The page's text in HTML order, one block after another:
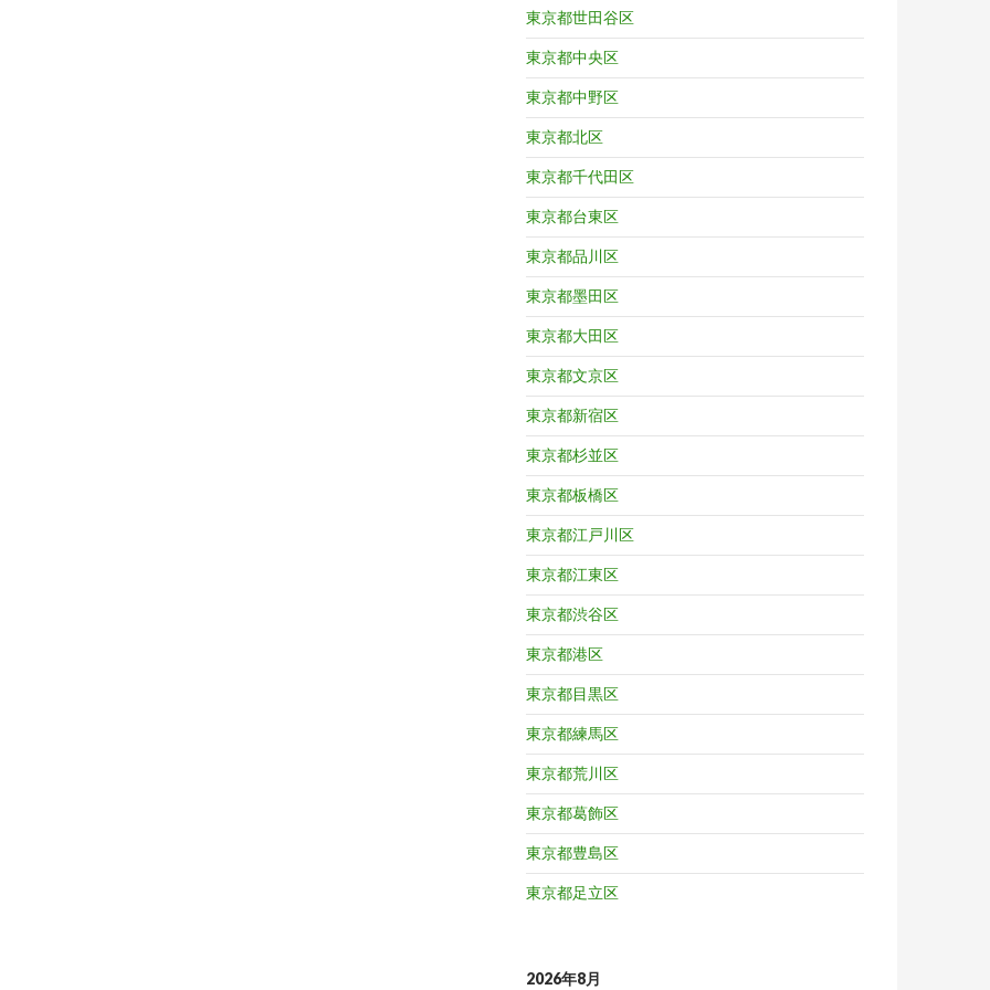
東京都世田谷区
東京都中央区
東京都中野区
東京都北区
東京都千代田区
東京都台東区
東京都品川区
東京都墨田区
東京都大田区
東京都文京区
東京都新宿区
東京都杉並区
東京都板橋区
東京都江戸川区
東京都江東区
東京都渋谷区
東京都港区
東京都目黒区
東京都練馬区
東京都荒川区
東京都葛飾区
東京都豊島区
東京都足立区
2026年8月